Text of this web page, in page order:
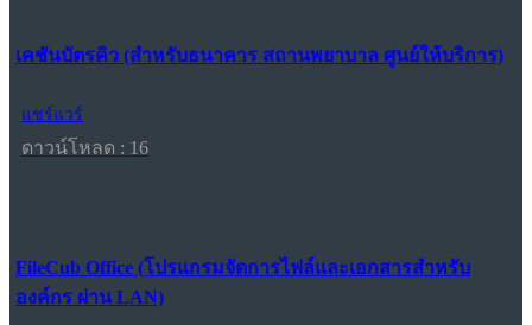
เคชันบัตรคิว (สำหรับธนาคาร สถานพยาบาล ศูนย์ให้บริการ)
แชร์แวร์
ดาวน์โหลด : 16
FileCub Office (โปรแกรมจัดการไฟล์และเอกสารสำหรับ
องค์กร ผ่าน LAN)